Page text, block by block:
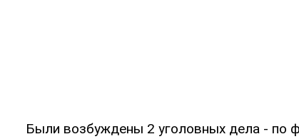
Были возбуждены 2 уголовных дела - по